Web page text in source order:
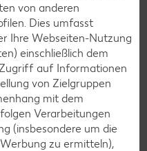
von anderen
Dies umfasst
Ihre Webseiten-Nutzung
einschließlich dem
auf Informationen
von Zielgruppen
mit dem
Verarbeitungen
(insbesondere um die
zu ermitteln),